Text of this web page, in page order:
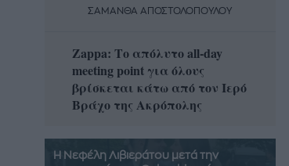
ΣΑΜΑΝΘΑ ΑΠΟΣΤΟΛΟΠΟΥΛΟΥ
Zappa: Το απόλυτο all-day
meeting point για όλους
βρίσκεται κάτω από τον Ιερό
Βράχο της Ακρόπολης
Η Νεφέλη Λιβιεράτου μετά την